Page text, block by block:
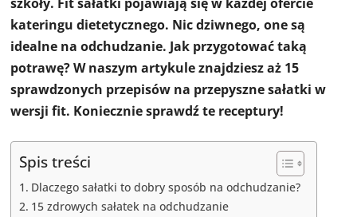
kateringu dietetycznego. Nic dziwnego, one są
idealne na odchudzanie. Jak przygotować taką
potrawę? W naszym artykule znajdziesz aż 15
sprawdzonych przepisów na przepyszne sałatki w
wersji fit. Koniecznie sprawdź te receptury!
Spis treści
Dlaczego sałatki to dobry sposób na odchudzanie?
15 zdrowych sałatek na odchudzanie